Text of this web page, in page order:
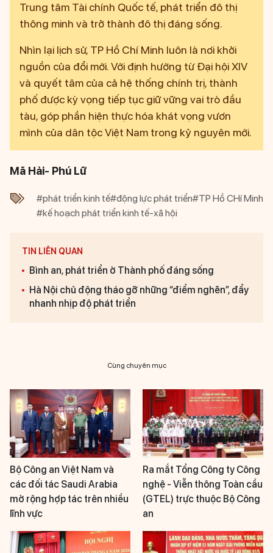
Trung tâm Tài chính Quốc tế, phát triển đô thị
thông minh và trở thành đô thị đáng sống.
Nhìn lại lịch sử, TP Hồ Chí Minh luôn là nơi khởi
nguồn của đổi mới. Với định hướng từ Đại hội XIV
và quyết tâm của cả hệ thống chính trị, thành
phố được kỳ vọng tiếp tục giữ vững vai trò đầu
tàu, góp phần hiện thực hóa khát vọng vươn
mình của dân tộc Việt Nam trong kỷ nguyên mới.
Mã Hải- Phú Lữ
#phát triển kinh tế#động lực phát triển#TP Hồ CHí Minh
#kế hoạch phát triển kinh tế-xã hội
TIN LIÊN QUAN
Bình an, phát triển ở Thành phố đáng sống
Hà Nội chủ động tháo gỡ những “điểm nghẽn”, đẩy
nhanh nhịp độ phát triển
Cùng chuyên mục
Bộ Công an Việt Nam và
các đối tác Saudi Arabia
mở rộng hợp tác trên nhiều
lĩnh vực
Ra mắt Tổng Công ty Công
nghệ - Viễn thông Toàn cầu
(GTEL) trực thuộc Bộ Công
an